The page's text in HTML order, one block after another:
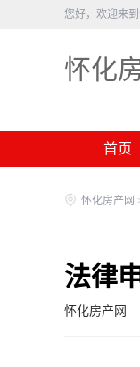
您好，欢迎来到
怀化
首页
怀化房产网
法律
怀化房产网